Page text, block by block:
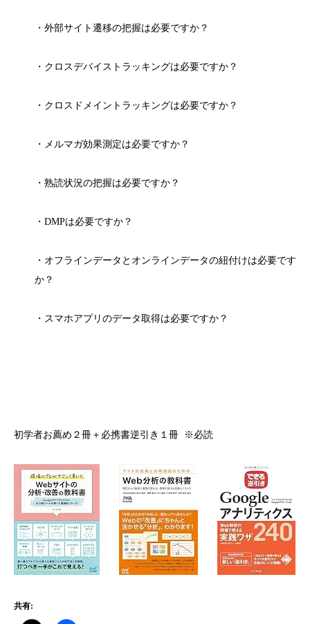
・外部サイト遷移の把握は必要ですか？
・クロスデバイストラッキングは必要ですか？
・クロスドメイントラッキングは必要ですか？
・メルマガ効果測定は必要ですか？
・熟読状況の把握は必要ですか？
・DMPは必要ですか？
・オフラインデータとオンラインデータの紐付けは必要です
か？
・スマホアプリのデータ取得は必要ですか？
初学者お薦め２冊＋必携書逆引き１冊 ※必読
共有: